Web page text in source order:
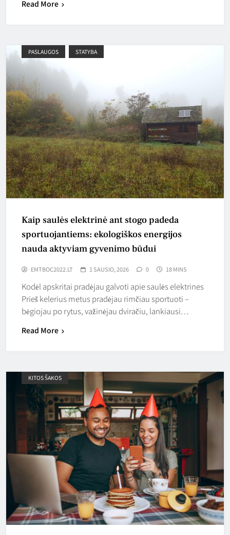
Read More
PASLAUGOS STATYBA
Kaip saulės elektrinė ant stogo padeda
sportuojantiems: ekologiškos energijos
nauda aktyviam gyvenimo būdui
EMTBOC2022.LT 1 SAUSIO, 2026 0 18 MINS
Kodėl apskritai pradėjau galvoti apie saulės elektrines
Prieš kelerius metus pradėjau rimčiau sportuoti –
bėgiojau po rytus, važinėjau dviračiu, lankiausi…
Read More
KITOS ŠAKOS